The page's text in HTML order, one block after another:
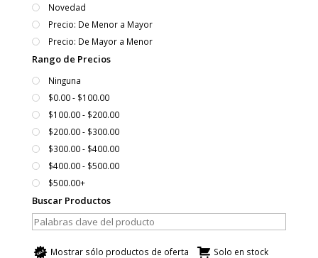
Novedad
Precio: De Menor a Mayor
Precio: De Mayor a Menor
Rango de Precios
Ninguna
$0.00 - $100.00
$100.00 - $200.00
$200.00 - $300.00
$300.00 - $400.00
$400.00 - $500.00
$500.00+
Buscar Productos
Mostrar sólo productos de oferta Solo en stock